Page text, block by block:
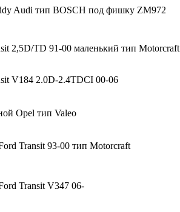
Audi тип BOSCH под фишку ZM972
2,5D/TD 91-00 маленький тип Motorcraft
V184 2.0D-2.4TDCI 00-06
Opel тип Valeo
Transit 93-00 тип Motorcraft
Transit V347 06-